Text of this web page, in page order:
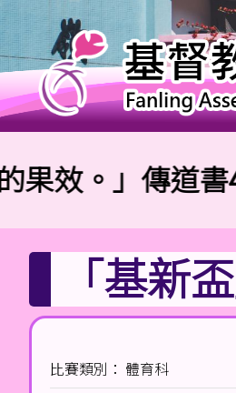
。」傳道書4:9
「基新
比賽類別： 體育科